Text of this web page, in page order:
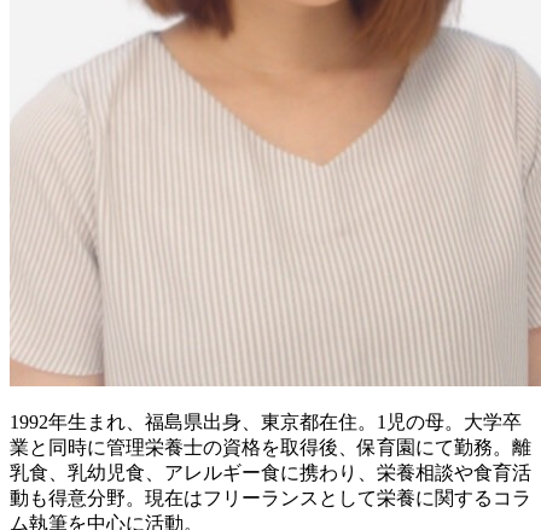
1992年生まれ、福島県出身、東京都在住。1児の母。大学卒
業と同時に管理栄養士の資格を取得後、保育園にて勤務。離
乳食、乳幼児食、アレルギー食に携わり、栄養相談や食育活
動も得意分野。現在はフリーランスとして栄養に関するコラ
ム執筆を中心に活動。